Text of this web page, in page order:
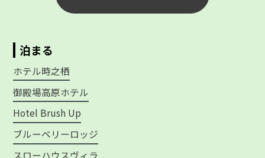
泊まる
ホテル時之栖
御殿場高原ホテル
Hotel Brush Up
ブルーベリーロッジ